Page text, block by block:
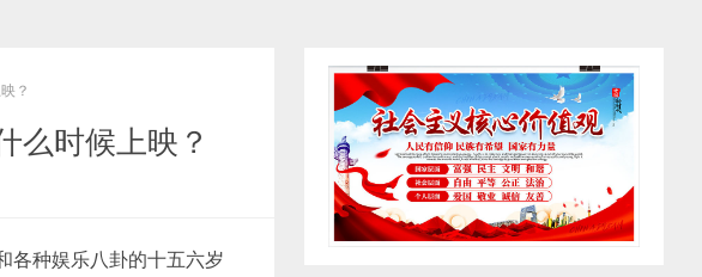
？
么时候上映？
各种娱乐八卦的十五六岁